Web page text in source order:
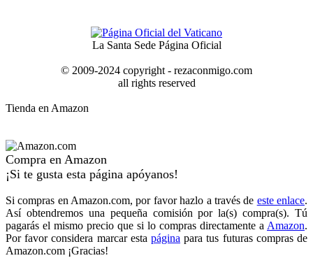
La Santa Sede Página Oficial
© 2009-2024 copyright - rezaconmigo.com
all rights reserved
Tienda en Amazon
Compra en Amazon
¡Si te gusta esta página apóyanos!
Si compras en Amazon.com, por favor hazlo a través de este enlace.
Así obtendremos una pequeña comisión por la(s) compra(s). Tú
pagarás el mismo precio que si lo compras directamente a Amazon.
Por favor considera marcar esta página para tus futuras compras de
Amazon.com ¡Gracias!